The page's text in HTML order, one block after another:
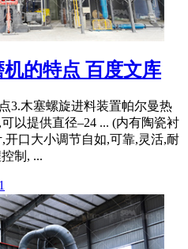
的特点 百度文库
3.木塞螺旋进料装置帕尔曼热
以提供直径–24 ... (内有陶瓷衬
开口大小调节自如,可靠,灵活,耐
制, ...